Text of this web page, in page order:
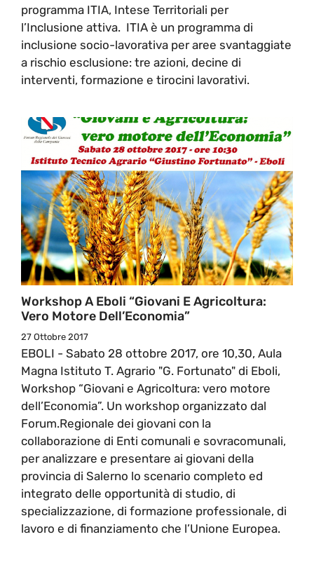
programma ITIA, Intese Territoriali per
l’Inclusione attiva. ITIA è un programma di
inclusione socio-lavorativa per aree svantaggiate
a rischio esclusione: tre azioni, decine di
interventi, formazione e tirocini lavorativi.
Workshop A Eboli “Giovani E Agricoltura:
Vero Motore Dell’Economia”
27 Ottobre 2017
EBOLI - Sabato 28 ottobre 2017, ore 10,30, Aula
Magna Istituto T. Agrario "G. Fortunato" di Eboli,
Workshop “Giovani e Agricoltura: vero motore
dell’Economia”. Un workshop organizzato dal
Forum.Regionale dei giovani con la
collaborazione di Enti comunali e sovracomunali,
per analizzare e presentare ai giovani della
provincia di Salerno lo scenario completo ed
integrato delle opportunità di studio, di
specializzazione, di formazione professionale, di
lavoro e di finanziamento che l’Unione Europea.